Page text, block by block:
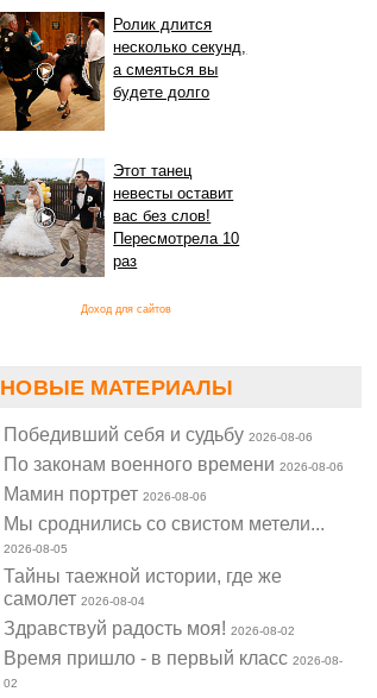
Ролик длится
несколько секунд,
а смеяться вы
будете долго
Этот танец
невесты оставит
вас без слов!
Пересмотрела 10
раз
Доход для сайтов
НОВЫЕ МАТЕРИАЛЫ
Победивший себя и судьбу2026-08-06
По законам военного времени2026-08-06
Мамин портрет2026-08-06
Мы сроднились со свистом метели...
2026-08-05
Тайны таежной истории, где же
самолет2026-08-04
Здравствуй радость моя!2026-08-02
Время пришло - в первый класс2026-08-
02